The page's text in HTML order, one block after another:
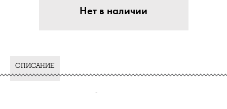
Нет в наличии
ОПИСАНИЕ
-